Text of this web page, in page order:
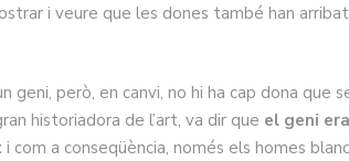
i veure que les dones també han
geni, però, en canvi, no hi ha cap dona que
historiadora de l’art, va dir que el geni
i com a conseqüència, només els homes